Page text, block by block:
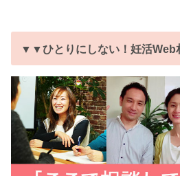
▼▼ひとりにしない！妊活